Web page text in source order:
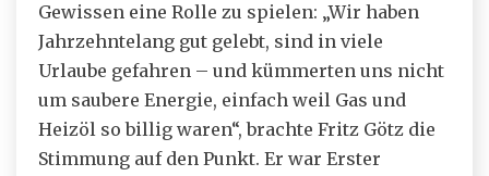
Gewissen eine Rolle zu spielen: „Wir haben
Jahrzehntelang gut gelebt, sind in viele
Urlaube gefahren – und kümmerten uns nicht
um saubere Energie, einfach weil Gas und
Heizöl so billig waren“, brachte Fritz Götz die
Stimmung auf den Punkt. Er war Erster